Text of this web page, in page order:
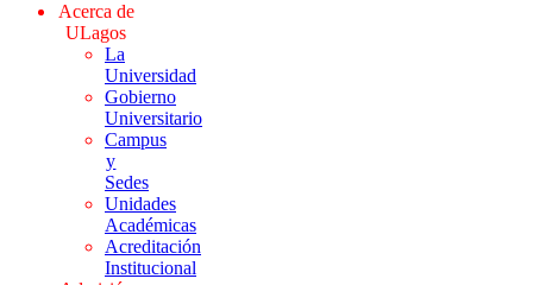
Acerca de
ULagos
La
Universidad
Gobierno
Universitario
Campus
y
Sedes
Unidades
Académicas
Acreditación
Institucional